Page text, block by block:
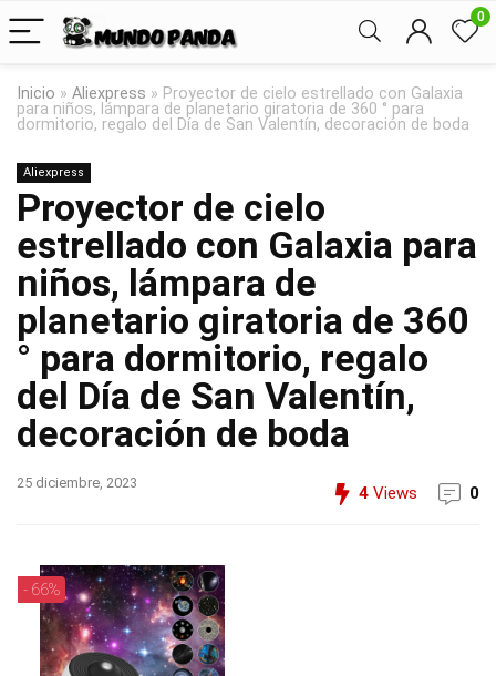
0
Inicio » Aliexpress » Proyector de cielo estrellado con Galaxia
para niños, lámpara de planetario giratoria de 360 ° para
dormitorio, regalo del Día de San Valentín, decoración de boda
Aliexpress
Proyector de cielo
estrellado con Galaxia para
niños, lámpara de
planetario giratoria de 360
° para dormitorio, regalo
del Día de San Valentín,
decoración de boda
25 diciembre, 2023
4 Views 0
- 66%